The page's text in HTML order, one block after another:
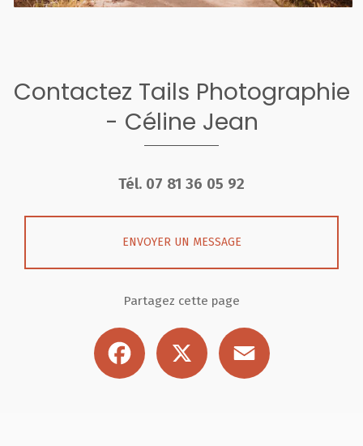
Contactez Tails Photographie
- Céline Jean
Tél. 07 81 36 05 92
ENVOYER UN MESSAGE
Partagez cette page
Facebook